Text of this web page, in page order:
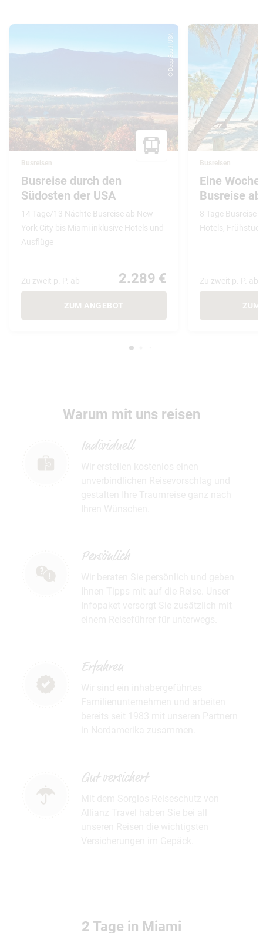
© Deep South USA
Busreisen
Busreise durch den
Südosten der USA
14 Tage/13 Nächte Busreise ab New
York City bis Miami inklusive Hotels und
Ausflüge
Zu zweit p. P. ab 2.289 €
ZUM ANGEBOT
Busreisen
Eine
Busreise
8 Tage Busreise
Hotels,
Zu zweit p. P. ab
ZUM
Warum mit uns reisen
Individuell
Persönlich
Erfahren
Gut versichert
2 Tage in Miami